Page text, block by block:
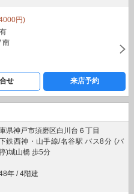
円)
南
せ 来店予約
県神戸市須磨区白川台６丁目
鉄西神・山手線/名谷駅 バス8分 (バ
)城山橋 歩5分
年 / 4階建